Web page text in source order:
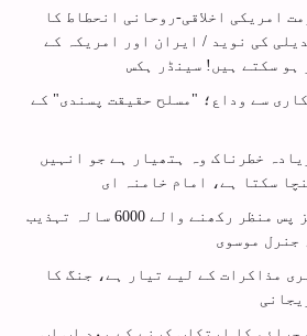
امریکی اخلاقی-روحانی انحطاط کا
کی نوید / ایران اور امریکہ کے
ہو سکتے ہیں! سینڈر ہکس
سے وداع؛ "مسلح حقیقت پسندی" کے
خطرناک وہ ہتھیار ہے جو انہیں
سکتا ہے، امام خامنہ ای
ڈھائی سوسالہ ناچیز پس منظر رکھنے والے 6000 سالہ تہذیب
جنرل موسوی
مذاکرات کے لیے تیار ہے، جنگ کا